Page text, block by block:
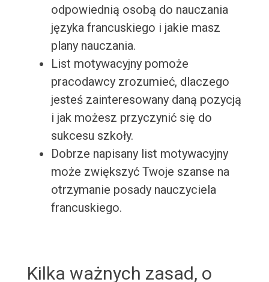
odpowiednią osobą do nauczania
języka francuskiego i jakie masz
plany nauczania.
List motywacyjny pomoże
pracodawcy zrozumieć, dlaczego
jesteś zainteresowany daną pozycją
i jak możesz przyczynić się do
sukcesu szkoły.
Dobrze napisany list motywacyjny
może zwiększyć Twoje szanse na
otrzymanie posady nauczyciela
francuskiego.
Kilka ważnych zasad, o